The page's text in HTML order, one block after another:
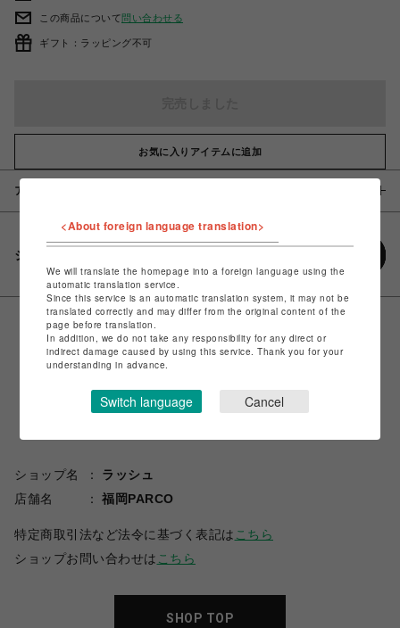
この商品について問い合わせる
ギフト：ラッピング不可
お気に入りアイテムに追加
アイテム説明 / 素材
シェアする
ショップ名
ラッシュ
店舗名
福岡PARCO
特定商取引法など法令に基づく表記は こちら
ショップお問い合わせは こちら
SHOP TOP
<About foreign language translation>
We will translate the homepage into a foreign language using the
automatic translation service.
Since this service is an automatic translation system, it may not be
translated correctly and may differ from the original content of the
page before translation.
In addition, we do not take any responsibility for any direct or
indirect damage caused by using this service. Thank you for your
understanding in advance.
Switch language Cancel